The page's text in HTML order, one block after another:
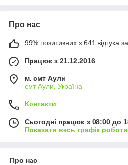
Про нас
99% позитивних з 641 відгука за
Працює з 21.12.2016
м. смт Аули
смт Аули, Україна
Контакти
Сьогодні працює з 08:00 до
Показати весь графік роботи
Про нас